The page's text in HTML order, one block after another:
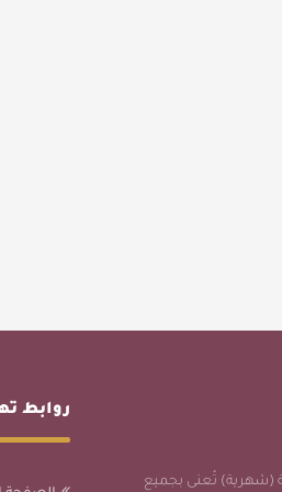
(شهرية) تُعنى بجميع
روابط